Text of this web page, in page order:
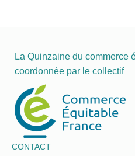
La Quinzaine du commerce
coordonnée par le collectif
CONTACT